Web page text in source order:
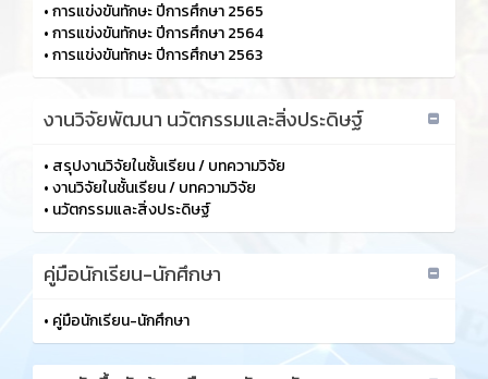
•การแข่งขันทักษะ ปีการศึกษา 2565
•การแข่งขันทักษะ ปีการศึกษา 2564
•การแข่งขันทักษะ ปีการศึกษา 2563
งานวิจัยพัฒนา นวัตกรรมและสิ่งประดิษฐ์
• สรุปงานวิจัยในชั้นเรียน / บทความวิจัย
•งานวิจัยในชั้นเรียน / บทความวิจัย
• นวัตกรรมและสิ่งประดิษฐ์
คู่มือนักเรียน-นักศึกษา
• คู่มือนักเรียน-นักศึกษา